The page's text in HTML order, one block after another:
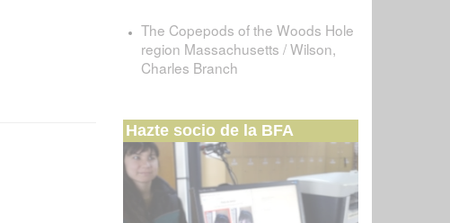
The Copepods of the Woods Hole
region Massachusetts / Wilson,
Charles Branch
Hazte socio de la BFA